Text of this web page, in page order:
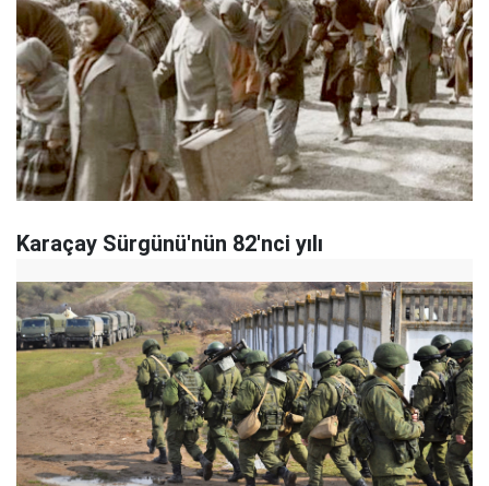
Karaçay Sürgünü'nün 82'nci yılı